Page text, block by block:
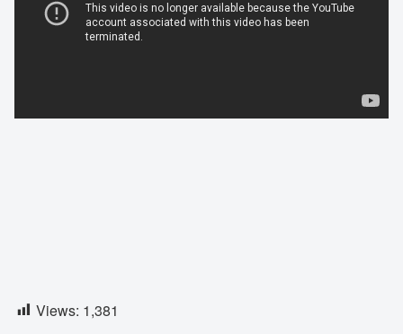
Views: 1,381